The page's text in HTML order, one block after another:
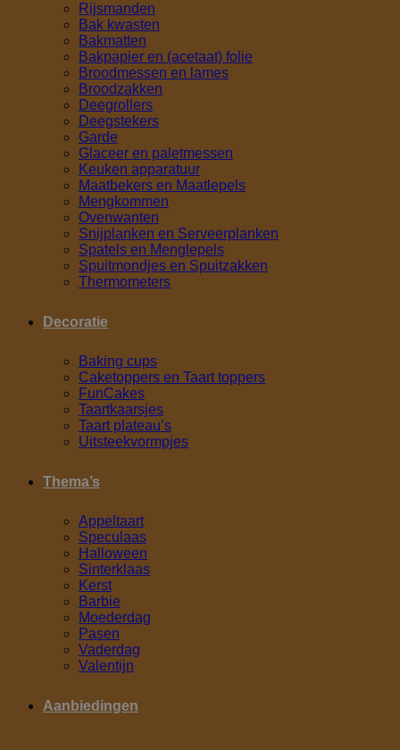
Rijsmanden
Bak kwasten
Bakmatten
Bakpapier en (acetaat) folie
Broodmessen en lames
Broodzakken
Deegrollers
Deegstekers
Garde
Glaceer en paletmessen
Keuken apparatuur
Maatbekers en Maatlepels
Mengkommen
Ovenwanten
Snijplanken en Serveerplanken
Spatels en Menglepels
Spuitmondjes en Spuitzakken
Thermometers
Decoratie
Baking cups
Caketoppers en Taart toppers
FunCakes
Taartkaarsjes
Taart plateau’s
Uitsteekvormpjes
Thema’s
Appeltaart
Speculaas
Halloween
Sinterklaas
Kerst
Barbie
Moederdag
Pasen
Vaderdag
Valentijn
Aanbiedingen